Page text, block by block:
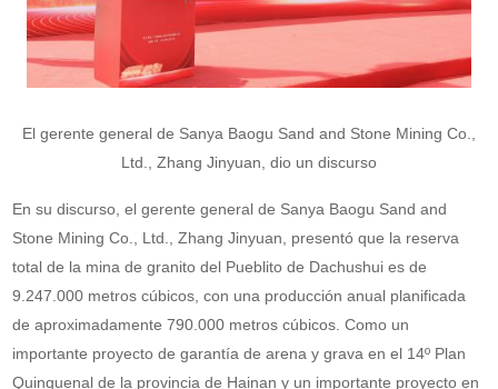
El gerente general de Sanya Baogu Sand and Stone Mining Co.,
Ltd., Zhang Jinyuan, dio un discurso
En su discurso, el gerente general de Sanya Baogu Sand and
Stone Mining Co., Ltd., Zhang Jinyuan, presentó que la reserva
total de la mina de granito del Pueblito de Dachushui es de
9.247.000 metros cúbicos, con una producción anual planificada
de aproximadamente 790.000 metros cúbicos. Como un
importante proyecto de garantía de arena y grava en el 14º Plan
Quinquenal de la provincia de Hainan y un importante proyecto en